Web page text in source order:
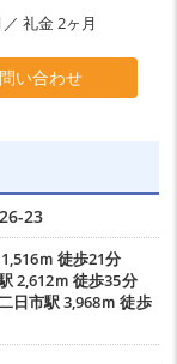
礼金 2ヶ月
い合わせ
26-23
ｍ 徒歩21分
2,612ｍ 徒歩35分
日市駅3,968ｍ 徒歩